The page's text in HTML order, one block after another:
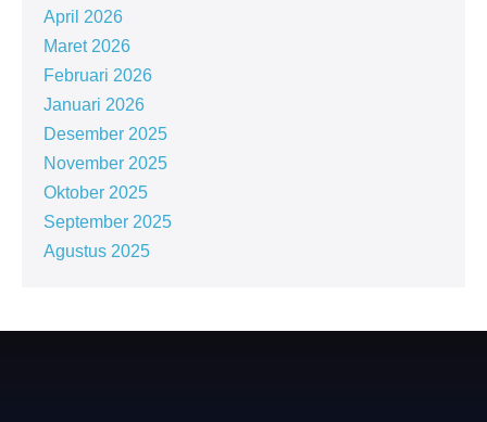
April 2026
Maret 2026
Februari 2026
Januari 2026
Desember 2025
November 2025
Oktober 2025
September 2025
Agustus 2025